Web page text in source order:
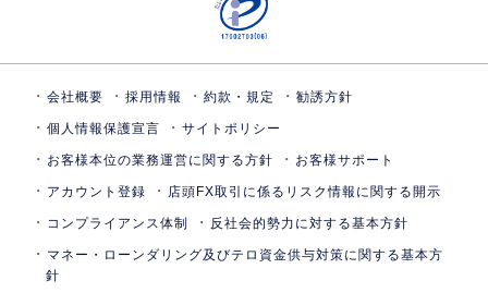
会社概要 採用情報 約款・規定 勧誘方針
個人情報保護宣言 サイトポリシー
お客様本位の業務運営に関する方針 お客様サポート
アカウント登録 店頭FX取引に係るリスク情報に関する開示
コンプライアンス体制 反社会的勢力に対する基本方針
マネー・ローンダリング及びテロ資金供与対策に関する基本方
針